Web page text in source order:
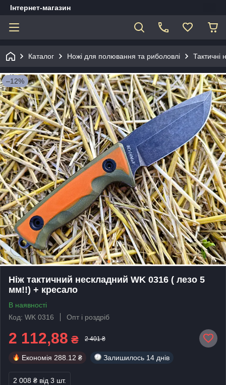
Інтернет-магазин
Каталог Ножі для полювання та риболовлі Тактичні
–12%
Ніж тактичний нескладний WK 0316 ( лезо 5
мм!!) + кресало
В наявності
Код: WK 0316
Опт і роздріб
2 112,88 ₴ 2 401 ₴
Економія 288.12 ₴ Залишилось 14 днів
2 008 ₴ від 3 шт.